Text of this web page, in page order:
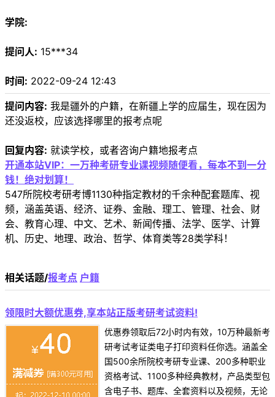
学院:
提问人: 15***34
时间: 2022-09-24 12:43
提问内容: 我是疆外的户籍，在新疆上学的应届生，现在因为
还没返校，应该选择哪里的报考点呢
回复内容: 就读学校，或者咨询户籍地报考点
开通本站VIP：一万种考研专业课视频随便看，每本不到一分
钱！绝对划算！
547所院校考研考博1130种指定教材的千余种配套题库、视
频，涵盖英语、经济、证券、金融、理工、管理、社会、财
会、教育心理、中文、艺术、新闻传播、法学、医学、计算
机、历史、地理、政治、哲学、体育类等28类学科！
相关话题/报考点 户籍
领限时大额优惠券,享本站正版考研考试资料!
优惠券领取后72小时内有效，10万种最新考
研考试考证类电子打印资料任你选。涵盖全
国500余所院校考研专业课、200多种职业
资格考试、1100多种经典教材，产品类型包
含电子书、题库、全套资料以及视频，无论